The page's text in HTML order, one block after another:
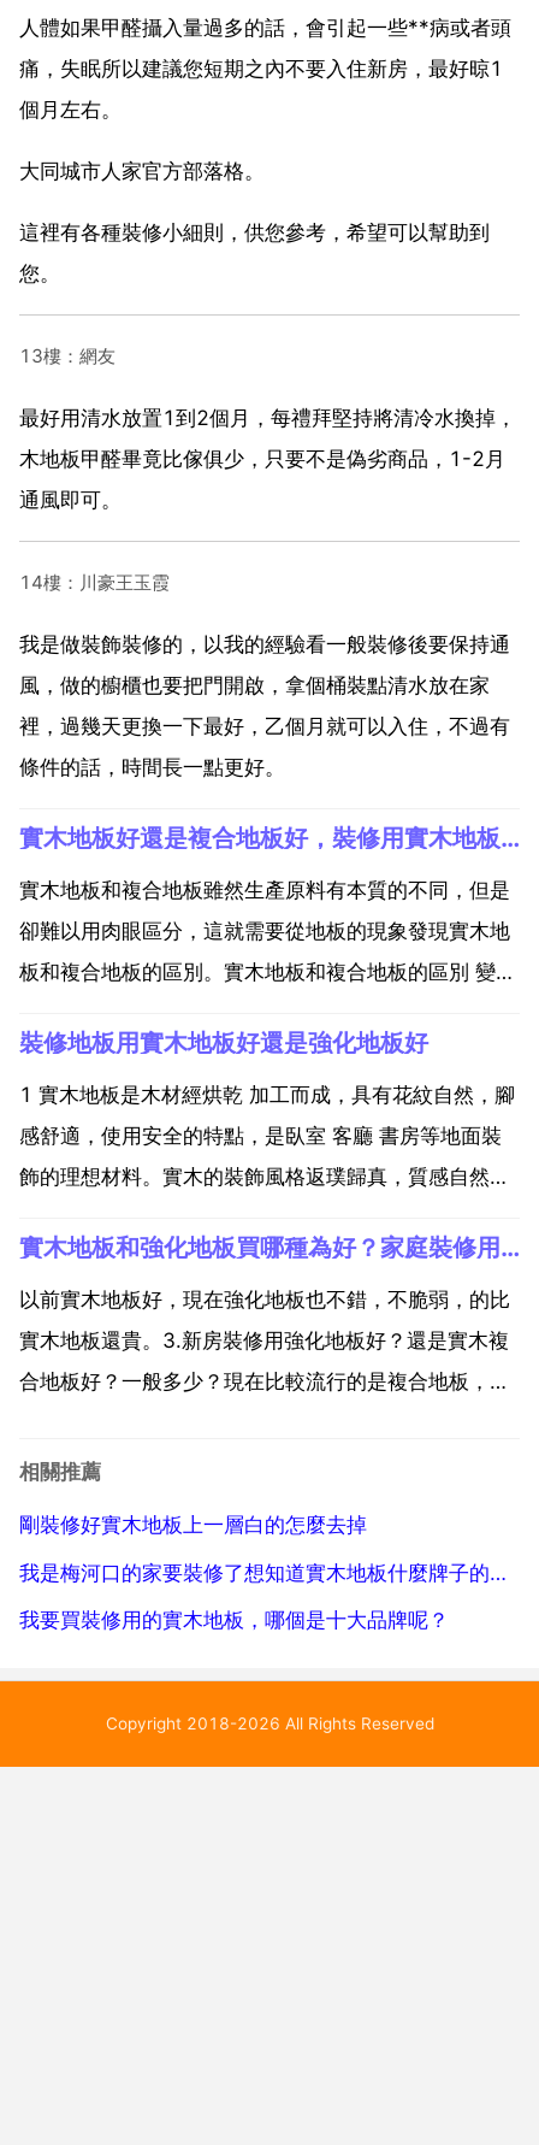
人體如果甲醛攝入量過多的話，會引起一些**病或者頭
痛，失眠所以建議您短期之內不要入住新房，最好晾1
個月左右。
大同城市人家官方部落格。
這裡有各種裝修小細則，供您參考，希望可以幫助到
您。
13樓：網友
最好用清水放置1到2個月，每禮拜堅持將清冷水換掉，
木地板甲醛畢竟比傢俱少，只要不是偽劣商品，1-2月
通風即可。
14樓：川豪王玉霞
我是做裝飾裝修的，以我的經驗看一般裝修後要保持通
風，做的櫥櫃也要把門開啟，拿個桶裝點清水放在家
裡，過幾天更換一下最好，乙個月就可以入住，不過有
條件的話，時間長一點更好。
實木地板好還是複合地板好，裝修用實木地板好還是複合地板好呢？
實木地板和複合地板雖然生產原料有本質的不同，但是
卻難以用肉眼區分，這就需要從地板的現象發現實木地
板和複合地板的區別。實木地板和複合地板的區別 變形
然天成，自然也就接收了木材所特有的性質，易起拱，
易變形。而經過加工的複合地板一般不會出現此類現
象。實木地...
裝修地板用實木地板好還是強化地板好
1 實木地板是木材經烘乾 加工而成，具有花紋自然，腳
感舒適，使用安全的特點，是臥室 客廳 書房等地面裝
飾的理想材料。實木的裝飾風格返璞歸真，質感自然，
顯珍貴。2 強化木地板 浸漬紙層壓木質地板 屬於木材
衍生材料，分為耐磨層 裝飾層 基材層與防潮層四層...
實木地板和強化地板買哪種為好？家庭裝修用的！進口的強化地板一般多少錢
以前實木地板好，現在強化地板也不錯，不脆弱，的比
實木地板還貴。3.新房裝修用強化地板好？還是實木複
合地板好？一般多少？現在比較流行的是複合地板，複
飾效果好，克服了原木表面的疤節 蟲眼 色差問題。無
相關推薦
剛裝修好實木地板上一層白的怎麼去掉
我是梅河口的家要裝修了想知道實木地板什麼牌子的用著不易褪色啊
我要買裝修用的實木地板，哪個是十大品牌呢？
Copyright 2018-2026 All Rights Reserved